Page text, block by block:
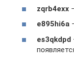
zqrb4exx
e895hi6a
es3qkdpd